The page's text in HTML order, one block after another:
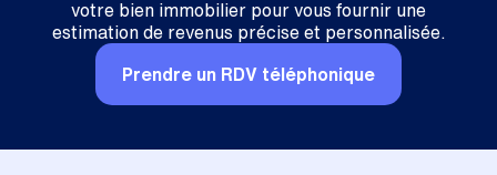
votre bien immobilier pour vous fournir une
estimation de revenus précise et personnalisée.
Prendre un RDV téléphonique